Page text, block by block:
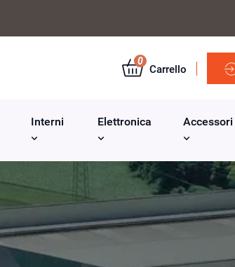
0
Carrello
Interni Elettronica Accessori